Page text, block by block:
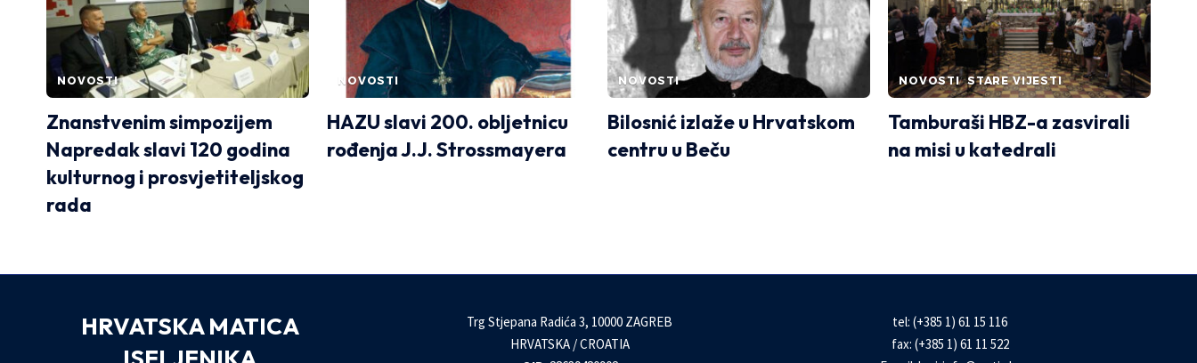
NOVOSTI
Znanstvenim simpozijem
Napredak slavi 120 godina
kulturnog i prosvjetiteljskog
rada
NOVOSTI
HAZU slavi 200. obljetnicu
rođenja J.J. Strossmayera
NOVOSTI
Bilosnić izlaže u Hrvatskom
centru u Beču
NOVOSTI STARE VIJESTI
Tamburaši HBZ-a zasvirali
na misi u katedrali
HRVATSKA MATICA
Trg Stjepana Radića 3, 10000 ZAGREB
HRVATSKA / CROATIA
tel: (+385 1) 61 15 116
fax: (+385 1) 61 11 522